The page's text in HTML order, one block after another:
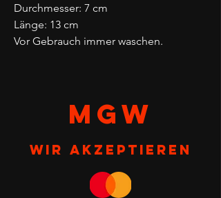
Durchmesser: 7 cm
Länge: 13 cm
Vor Gebrauch immer waschen.
MGW
Wir akzeptieren